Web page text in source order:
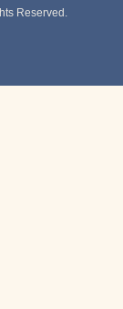
Reserved.